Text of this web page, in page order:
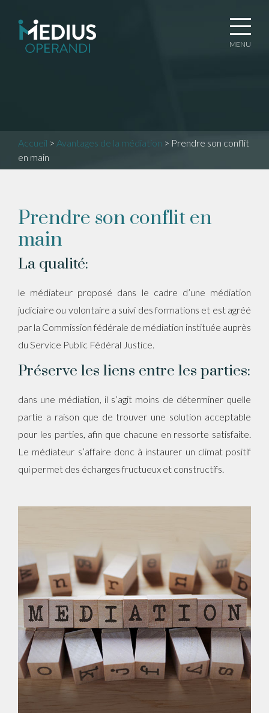
MENU
Accueil > Avantages de la médiation > Prendre son conflit
en main
Prendre son conflit en
main
La qualité:
le médiateur proposé dans le cadre d’une médiation
judiciaire ou volontaire a suivi des formations et est agréé
par la Commission fédérale de médiation instituée auprès
du Service Public Fédéral Justice.
Préserve les liens entre les parties:
dans une médiation, il s’agit moins de déterminer quelle
partie a raison que de trouver une solution acceptable
pour les parties, afin que chacune en ressorte satisfaite.
Le médiateur s’affaire donc à instaurer un climat positif
qui permet des échanges fructueux et constructifs.